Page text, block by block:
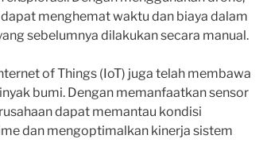
menghemat waktu dan biaya dalam
sebelumnya dilakukan secara manual.
of Things (IoT) juga telah membawa
bumi. Dengan memanfaatkan sensor
dapat memantau kondisi
dan mengoptimalkan kinerja sistem